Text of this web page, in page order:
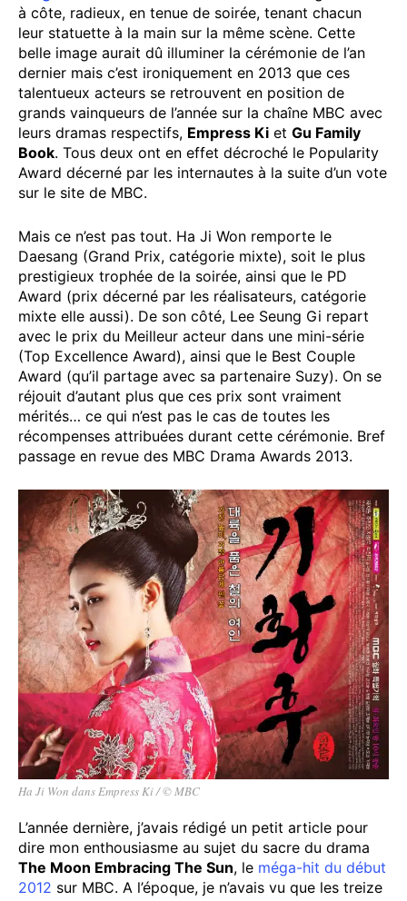
à côte, radieux, en tenue de soirée, tenant chacun
leur statuette à la main sur la même scène. Cette
belle image aurait dû illuminer la cérémonie de l’an
dernier mais c’est ironiquement en 2013 que ces
talentueux acteurs se retrouvent en position de
grands vainqueurs de l’année sur la chaîne MBC avec
leurs dramas respectifs, Empress Ki et Gu Family
Book. Tous deux ont en effet décroché le Popularity
Award décerné par les internautes à la suite d’un vote
sur le site de MBC.
Mais ce n’est pas tout. Ha Ji Won remporte le
Daesang (Grand Prix, catégorie mixte), soit le plus
prestigieux trophée de la soirée, ainsi que le PD
Award (prix décerné par les réalisateurs, catégorie
mixte elle aussi). De son côté, Lee Seung Gi repart
avec le prix du Meilleur acteur dans une mini-série
(Top Excellence Award), ainsi que le Best Couple
Award (qu’il partage avec sa partenaire Suzy). On se
réjouit d’autant plus que ces prix sont vraiment
mérités… ce qui n’est pas le cas de toutes les
récompenses attribuées durant cette cérémonie. Bref
passage en revue des MBC Drama Awards 2013.
Ha Ji Won dans Empress Ki / © MBC
L’année dernière, j’avais rédigé un petit article pour
dire mon enthousiasme au sujet du sacre du drama
The Moon Embracing The Sun, le méga-hit du début
2012 sur MBC. A l’époque, je n’avais vu que les treize